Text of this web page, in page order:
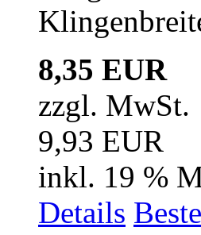
8,35 EUR
zzgl. MwSt.
9,93 EUR
inkl. 19 %
Details